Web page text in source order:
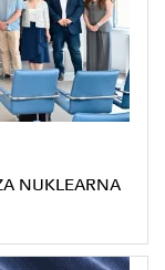
NUKLEARNA